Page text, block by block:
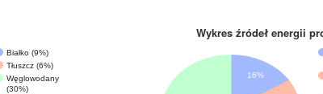
Białko (9%)
Tłuszcz (6%)
Węglowodany
(30%)
Wykres źródeł energii
16%